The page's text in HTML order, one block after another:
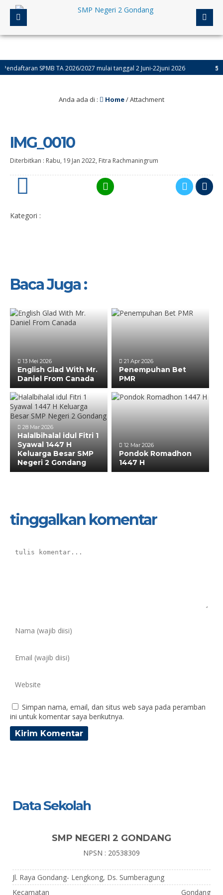
SPMB TA 2026/2027 mulai tanggal 2 Juni-22juni 2026 5
Anda ada di : Home/ Attachment
IMG_0010
Diterbitkan : Rabu, 19 Jan 2022, Fitra Rachmaningrum
Kategori :
Baca Juga :
13 Mei 2026
English Glad With Mr.
Daniel From Canada
21 Apr 2026
Penempuhan Bet
PMR
28 Mar 2026
Halalbihalal idul Fitri 1
Syawal 1447 H
Keluarga Besar SMP
Negeri 2 Gondang
12 Mar 2026
Pondok Romadhon
1447 H
tinggalkan komentar
Simpan nama, email, dan situs web saya pada peramban
ini untuk komentar saya berikutnya.
Data Sekolah
SMP NEGERI 2 GONDANG
NPSN : 20538309
Jl. Raya Gondang- Lengkong, Ds. Sumberagung
Kecamatan
Gondang